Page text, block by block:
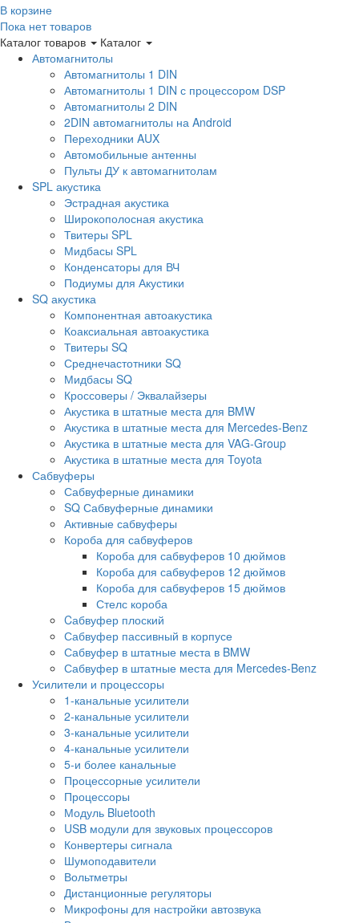
В корзине
Пока нет товаров
Каталог товаров
Каталог
Автомагнитолы
Автомагнитолы 1 DIN
Автомагнитолы 1 DIN с процессором DSP
Автомагнитолы 2 DIN
2DIN автомагнитолы на Android
Переходники AUX
Автомобильные антенны
Пульты ДУ к автомагнитолам
SPL акустика
Эстрадная акустика
Широкополосная акустика
Твитеры SPL
Мидбасы SPL
Конденсаторы для ВЧ
Подиумы для Акустики
SQ акустика
Компонентная автоакустика
Коаксиальная автоакустика
Твитеры SQ
Среднечастотники SQ
Мидбасы SQ
Кроссоверы / Эквалайзеры
Акустика в штатные места для BMW
Акустика в штатные места для Mercedes-Benz
Акустика в штатные места для VAG-Group
Акустика в штатные места для Toyota
Сабвуферы
Сабвуферные динамики
SQ Сабвуферные динамики
Активные сабвуферы
Короба для сабвуферов
Короба для сабвуферов 10 дюймов
Короба для сабвуферов 12 дюймов
Короба для сабвуферов 15 дюймов
Стелс короба
Cабвуфер плоский
Сабвуфер пассивный в корпусе
Сабвуфер в штатные места в BMW
Сабвуфер в штатные места для Mercedes-Benz
Усилители и процессоры
1-канальные усилители
2-канальные усилители
3-канальные усилители
4-канальные усилители
5-и более канальные
Процессорные усилители
Процессоры
Модуль Bluetooth
USB модули для звуковых процессоров
Конвертеры сигнала
Шумоподавители
Вольтметры
Дистанционные регуляторы
Микрофоны для настройки автозвука